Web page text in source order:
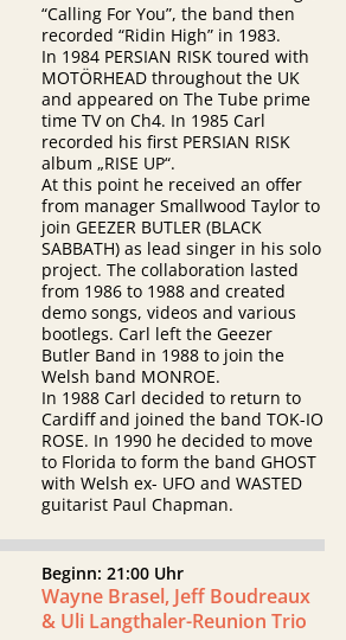
“Calling For You”, the band then
recorded “Ridin High” in 1983.
In 1984 PERSIAN RISK toured with
MOTÖRHEAD throughout the UK
and appeared on The Tube prime
time TV on Ch4. In 1985 Carl
recorded his first PERSIAN RISK
album „RISE UP“.
At this point he received an offer
from manager Smallwood Taylor to
join GEEZER BUTLER (BLACK
SABBATH) as lead singer in his solo
project. The collaboration lasted
from 1986 to 1988 and created
demo songs, videos and various
bootlegs. Carl left the Geezer
Butler Band in 1988 to join the
Welsh band MONROE.
In 1988 Carl decided to return to
Cardiff and joined the band TOK-IO
ROSE. In 1990 he decided to move
to Florida to form the band GHOST
with Welsh ex- UFO and WASTED
guitarist Paul Chapman.
Beginn: 21:00 Uhr
Wayne Brasel, Jeff Boudreaux
& Uli Langthaler-Reunion Trio